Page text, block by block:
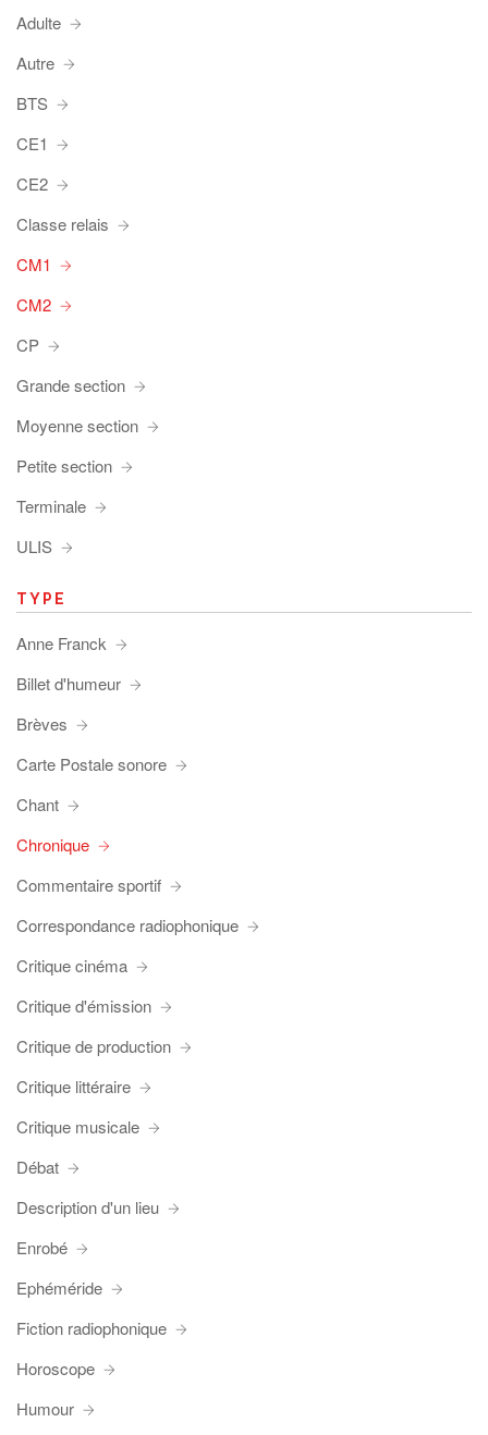
Adulte
Autre
BTS
CE1
CE2
Classe relais
CM1
CM2
CP
Grande section
Moyenne section
Petite section
Terminale
ULIS
TYPE
Anne Franck
Billet d'humeur
Brèves
Carte Postale sonore
Chant
Chronique
Commentaire sportif
Correspondance radiophonique
Critique cinéma
Critique d'émission
Critique de production
Critique littéraire
Critique musicale
Débat
Description d'un lieu
Enrobé
Ephéméride
Fiction radiophonique
Horoscope
Humour